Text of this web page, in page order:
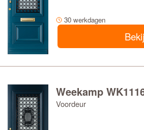
30 werkdagen
Weekamp
Voordeur